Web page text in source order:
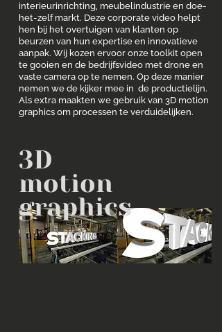
interieurinrichting, meubelindustrie en doe-
het-zelf markt. Deze corporate video helpt
hen bij het overtuigen van klanten op
beurzen van hun expertise en innovatieve
aanpak. Wij kozen ervoor onze toolkit open
te gooien en de bedrijfsvideo met drone en
vaste camera op te nemen. Op deze manier
nemen we de kijker mee in de productielijn.
Als extra maakten we gebruik van 3D motion
graphics om processen te verduidelijken.
3D
motion
graphics